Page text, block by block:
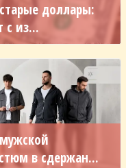
доллары:
с из...
в сдержан...